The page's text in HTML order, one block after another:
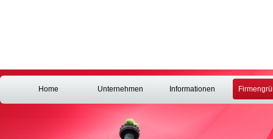
Home Unternehmen Informationen